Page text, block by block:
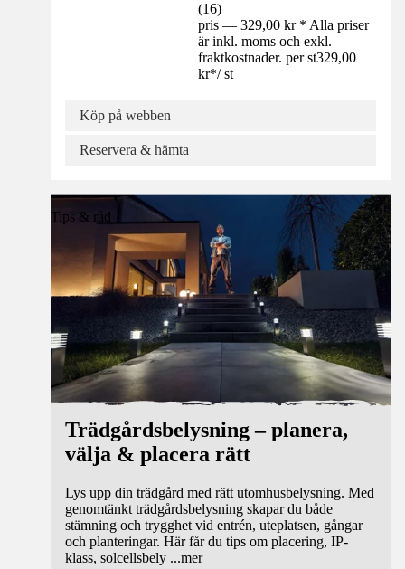
(16)
pris — 329,00 kr * Alla priser
är inkl. moms och exkl.
fraktkostnader. per st329,00
kr*/ st
Köp på webben
Reservera & hämta
Tips & råd
Trädgårdsbelysning – planera,
välja & placera rätt
Lys upp din trädgård med rätt utomhusbelysning. Med
genomtänkt trädgårdsbelysning skapar du både
stämning och trygghet vid entrén, uteplatsen, gångar
och planteringar. Här får du tips om placering, IP-
klass, solcellsbely ...mer